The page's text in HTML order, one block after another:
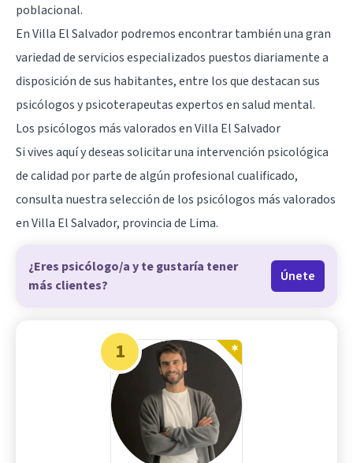
poblacional.
En Villa El Salvador podremos encontrar también una gran
variedad de servicios especializados puestos diariamente a
disposición de sus habitantes, entre los que destacan sus
psicólogos y psicoterapeutas expertos en salud mental.
Los psicólogos más valorados en Villa El Salvador
Si vives aquí y deseas solicitar una intervención psicológica
de calidad por parte de algún profesional cualificado,
consulta nuestra selección de los psicólogos más valorados
en Villa El Salvador, provincia de Lima.
¿Eres psicólogo/a y te gustaría tener
más clientes?
Únete
1